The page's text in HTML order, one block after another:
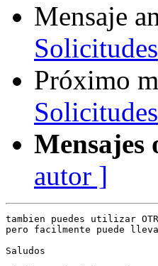
Mensaje
Solicitudes
Próximo
Solicitudes
Mensajes
autor ]
tambien puedes utilizar
pero facilmente puede
Saludos